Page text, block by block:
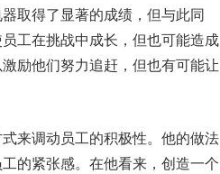
取得了显著的成绩，但与此同
工在挑战中成长，但也可能造成
励他们努力追赶，但也有可能让
来调动员工的积极性。他的做法
的紧张感。在他看来，创造一个